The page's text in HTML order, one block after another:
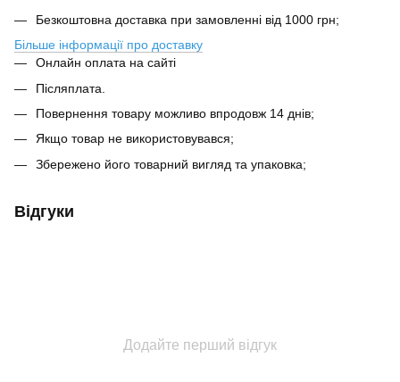
Безкоштовна доставка при замовленні від 1000 грн;
Більше інформації про доставку
Онлайн оплата на сайті
Післяплата.
Повернення товару можливо впродовж 14 днів;
Якщо товар не використовувався;
Збережено його товарний вигляд та упаковка;
Відгуки
Додайте перший відгук